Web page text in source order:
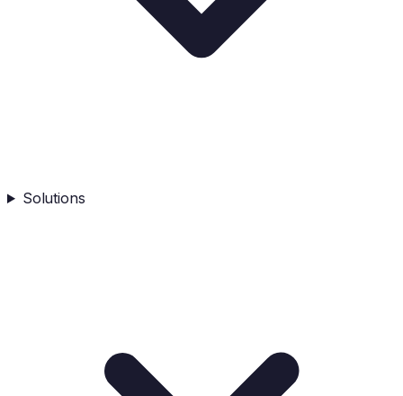
Solutions